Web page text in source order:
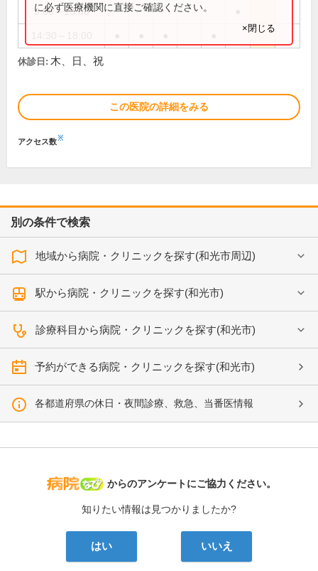
9:00～13:30
に必ず医療機関に直接ご確認ください。
×閉じる
休診日: 木、日、祝
この医院の詳細をみる
アクセス数※
別の条件で検索
地域から病院・クリニックを探す(和光市周辺)
駅から病院・クリニックを探す(和光市)
診療科目から病院・クリニックを探す(和光市)
予約ができる病院・クリニックを探す(和光市)
各都道府県の休日・夜間診療、救急、当番医情報
病院なび
からのアンケートにご協力ください。
知りたい情報は見つかりましたか?
はい いいえ